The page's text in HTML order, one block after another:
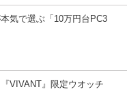
気で選ぶ「10万円台PC3
VIVANT』限定ウオッチ